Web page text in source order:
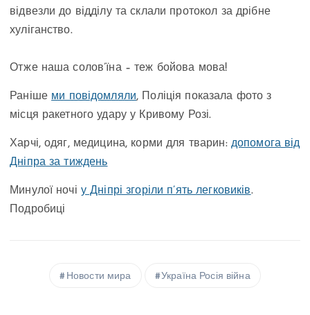
відвезли до відділу та склали протокол за дрібне
хуліганство.
Отже наша солов’їна – теж бойова мова!
Раніше ми повідомляли, Поліція показала фото з
місця ракетного удару у Кривому Розі.
Харчі, одяг, медицина, корми для тварин: допомога від
Дніпра за тиждень
Минулої ночі у Дніпрі згоріли п’ять легковиків.
Подробиці
Новости мира Україна Росія війна